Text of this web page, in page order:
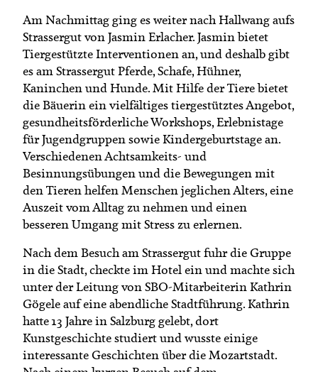
Am Nachmittag ging es weiter nach Hallwang aufs
Strassergut von Jasmin Erlacher. Jasmin bietet
Tiergestützte Interventionen an, und deshalb gibt
es am Strassergut Pferde, Schafe, Hühner,
Kaninchen und Hunde. Mit Hilfe der Tiere bietet
die Bäuerin ein vielfältiges tiergestütztes Angebot,
gesundheitsförderliche Workshops, Erlebnistage
für Jugendgruppen sowie Kindergeburtstage an.
Verschiedenen Achtsamkeits- und
Besinnungsübungen und die Bewegungen mit
den Tieren helfen Menschen jeglichen Alters, eine
Auszeit vom Alltag zu nehmen und einen
besseren Umgang mit Stress zu erlernen.
Nach dem Besuch am Strassergut fuhr die Gruppe
in die Stadt, checkte im Hotel ein und machte sich
unter der Leitung von SBO-Mitarbeiterin Kathrin
Gögele auf eine abendliche Stadtführung. Kathrin
hatte 13 Jahre in Salzburg gelebt, dort
Kunstgeschichte studiert und wusste einige
interessante Geschichten über die Mozartstadt.